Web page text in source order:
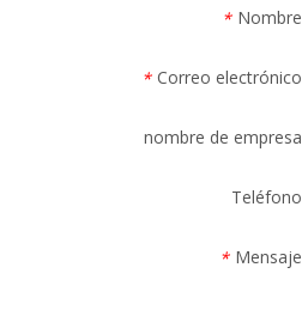
* Nombre
* Correo electrónico
nombre de empresa
Teléfono
* Mensaje